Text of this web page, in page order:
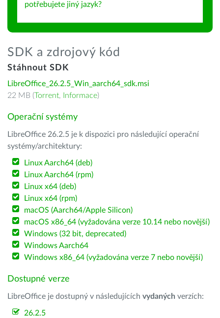
potřebujete jiný jazyk?
SDK a zdrojový kód
Stáhnout SDK
LibreOffice_26.2.5_Win_aarch64_sdk.msi
22 MB (Torrent, Informace)
Operační systémy
LibreOffice 26.2.5 je k dispozici pro následující operační
systémy/architektury:
Linux Aarch64 (deb)
Linux Aarch64 (rpm)
Linux x64 (deb)
Linux x64 (rpm)
macOS (Aarch64/Apple Silicon)
macOS x86_64 (vyžadována verze 10.14 nebo novější)
Windows (32 bit, deprecated)
Windows Aarch64
Windows x86_64 (vyžadována verze 7 nebo novější)
Dostupné verze
LibreOffice je dostupný v následujících vydaných verzích:
26.2.5